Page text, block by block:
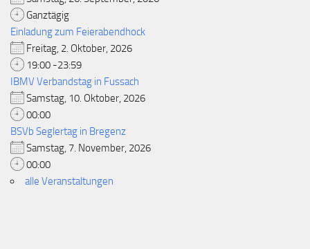
Ganztägig
Einladung zum Feierabendhock
Freitag, 2. Oktober, 2026
19:00 -23:59
IBMV Verbandstag in Fussach
Samstag, 10. Oktober, 2026
00:00
BSVb Seglertag in Bregenz
Samstag, 7. November, 2026
00:00
alle Veranstaltungen